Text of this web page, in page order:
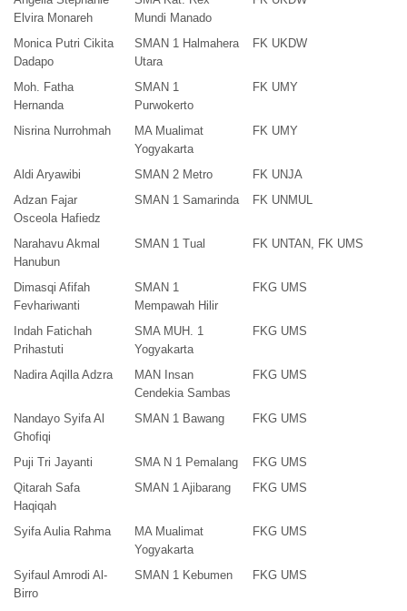
Elvira Monareh
Mundi Manado
Monica Putri Cikita
Dadapo
SMAN 1 Halmahera
Utara
FK UKDW
Moh. Fatha
Hernanda
SMAN 1
Purwokerto
FK UMY
Nisrina Nurrohmah
MA Mualimat
Yogyakarta
FK UMY
Aldi Aryawibi SMAN 2 Metro
FK UNJA
Adzan Fajar
Osceola Hafiedz
SMAN 1 Samarinda FK UNMUL
Narahavu Akmal
Hanubun
SMAN 1 Tual FK UNTAN, FK UMS
Dimasqi Afifah
Fevhariwanti
SMAN 1
Mempawah Hilir
FKG UMS
Indah Fatichah
Prihastuti
SMA MUH. 1
Yogyakarta
FKG UMS
Nadira Aqilla Adzra
MAN Insan
Cendekia Sambas
FKG UMS
Nandayo Syifa Al
Ghofiqi
SMAN 1 Bawang FKG UMS
Puji Tri Jayanti SMA N 1 Pemalang
FKG UMS
Qitarah Safa
Haqiqah
SMAN 1 Ajibarang FKG UMS
Syifa Aulia Rahma
MA Mualimat
Yogyakarta
FKG UMS
Syifaul Amrodi Al-
Birro
SMAN 1 Kebumen FKG UMS